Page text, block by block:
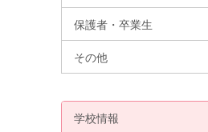
保護者・卒業生
その他
学校情報